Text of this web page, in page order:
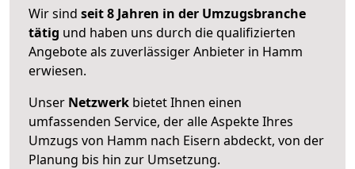
Wir sind seit 8 Jahren in der Umzugsbranche
tätig und haben uns durch die qualifizierten
Angebote als zuverlässiger Anbieter in Hamm
erwiesen.
Unser Netzwerk bietet Ihnen einen
umfassenden Service, der alle Aspekte Ihres
Umzugs von Hamm nach Eisern abdeckt, von der
Planung bis hin zur Umsetzung.